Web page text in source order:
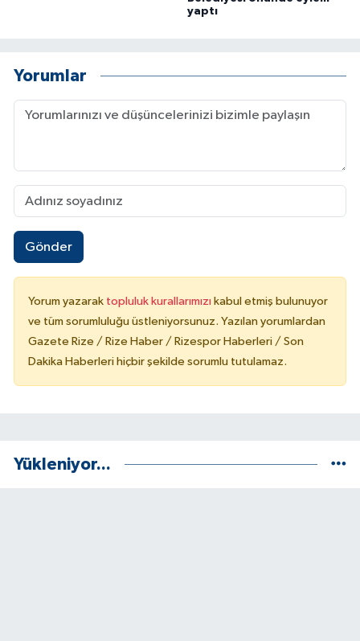
yaptı
Yorumlar
Gönder
Yorum yazarak topluluk kurallarımızı kabul etmiş bulunuyor
ve tüm sorumluluğu üstleniyorsunuz. Yazılan yorumlardan
Gazete Rize / Rize Haber / Rizespor Haberleri / Son
Dakika Haberleri hiçbir şekilde sorumlu tutulamaz.
Yükleniyor...